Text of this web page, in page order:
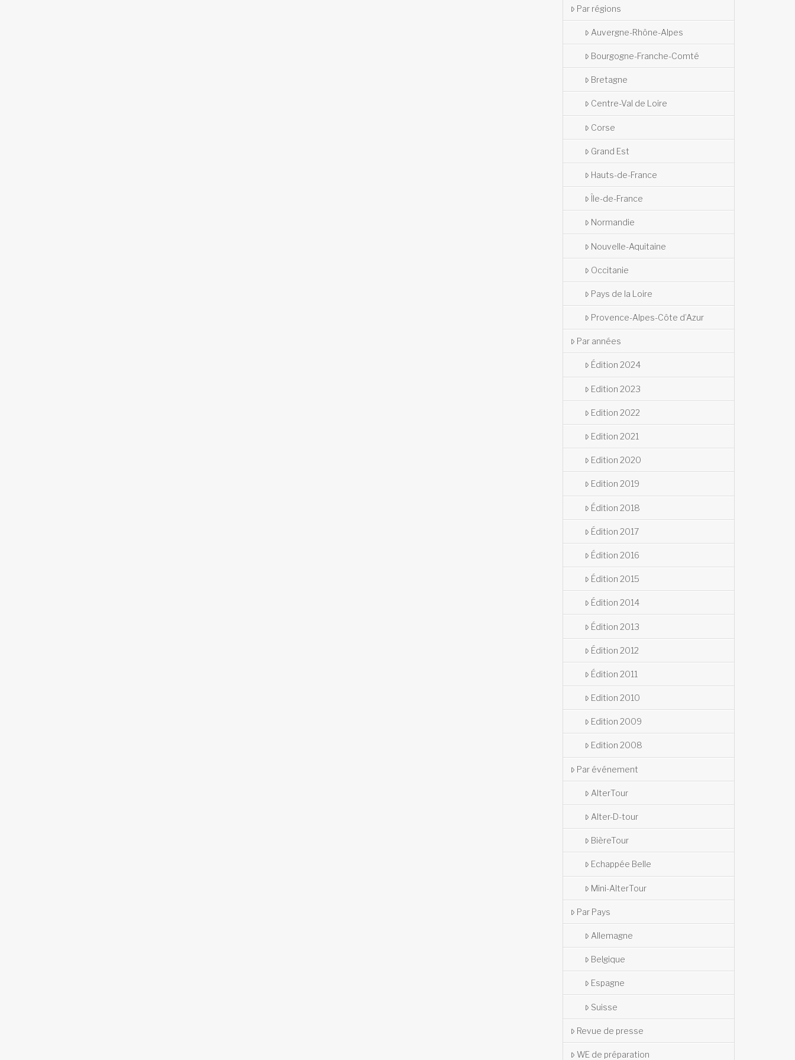
Par régions
Auvergne-Rhône-Alpes
Bourgogne-Franche-Comté
Bretagne
Centre-Val de Loire
Corse
Grand Est
Hauts-de-France
Île-de-France
Normandie
Nouvelle-Aquitaine
Occitanie
Pays de la Loire
Provence-Alpes-Côte d’Azur
Par années
Édition 2024
Edition 2023
Edition 2022
Edition 2021
Edition 2020
Edition 2019
Édition 2018
Édition 2017
Édition 2016
Édition 2015
Édition 2014
Édition 2013
Édition 2012
Édition 2011
Edition 2010
Edition 2009
Edition 2008
Par événement
AlterTour
Alter-D-tour
BièreTour
Echappée Belle
Mini-AlterTour
Par Pays
Allemagne
Belgique
Espagne
Suisse
Revue de presse
WE de préparation